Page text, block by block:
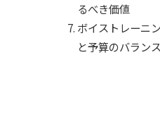
るべき価値
ボイストレーニ
と予算のバラン